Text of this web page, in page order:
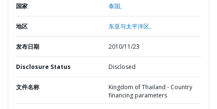
国家 泰国,
地区 东亚与太平洋区,
发布日期 2010/11/23
Disclosure Status Disclosed
文件名称
Kingdom of Thailand - Country
financing parameters